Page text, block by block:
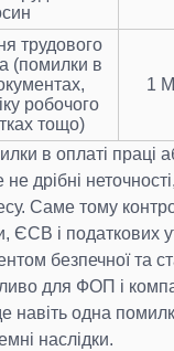
трудового
(помилки в
робочого
тощо)
1
в оплаті праці
не дрібні
Саме тому
ЄСВ і податкових
безпечної та
для ФОП і
навіть одна
наслідки.